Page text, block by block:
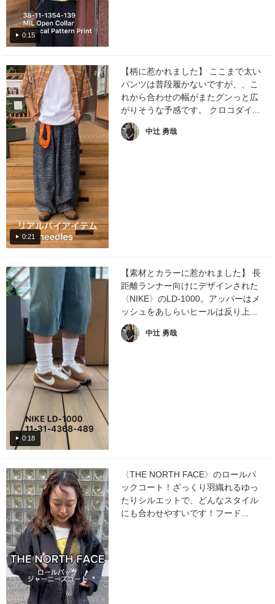
0:15
0:21
【柄に惹かれました】 ここまで太い
パンツは普段履かないですが、、こ
れから合わせの幅がまたグンっと広
がりそうな予感です。 クロコダイ...
中辻 勇哉
0:18
【素材とカラーに惹かれました】 長
距離ランナー向けにデザインされた
〈NIKE〉のLD-1000。アッパーはメ
ッシュをあしらいヒールは反り上...
中辻 勇哉
〈THE NORTH FACE〉のロールパ
ックコート！ざっくり羽織れるゆっ
たりシルエットで、どんなスタイル
にも合わせやすいです！フード...